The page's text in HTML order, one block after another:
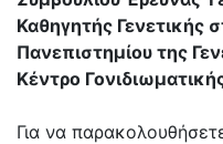
Καθηγητής Γενετικής
Πανεπιστημίου της
Κέντρο
Για να